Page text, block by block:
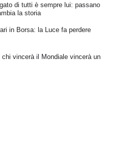
di tutti è sempre lui: passano
la storia
in Borsa: la Luce fa perdere
chi vincerà il Mondiale vincerà un